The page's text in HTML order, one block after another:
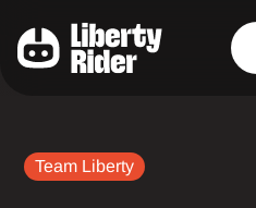
contenu
Team Liberty